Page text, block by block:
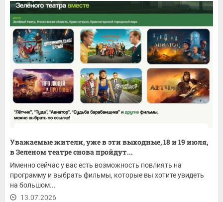
Уважаемые жители, уже в эти выходные, 18 и 19 июля,
в Зеленом театре снова пройдут...
Именно сейчас у вас есть возможность повлиять на
программу и выбрать фильмы, которые вы хотите увидеть
на большом...
13.07.2026